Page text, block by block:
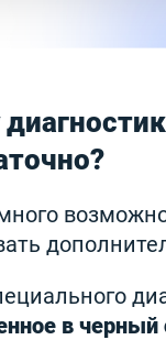
в черный